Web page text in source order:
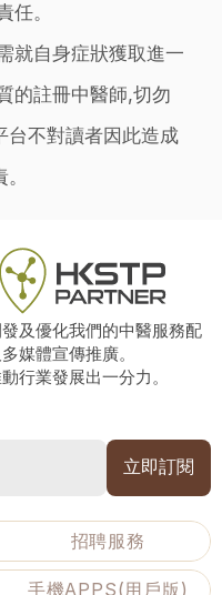
任。
就自身症狀獲取進一
的註冊中醫師,切勿
台不對讀者因此造成
及優化我們的中醫服務配
媒體宣傳推廣。
行業發展出一分力。
招聘服務
手機APPS(用戶版)